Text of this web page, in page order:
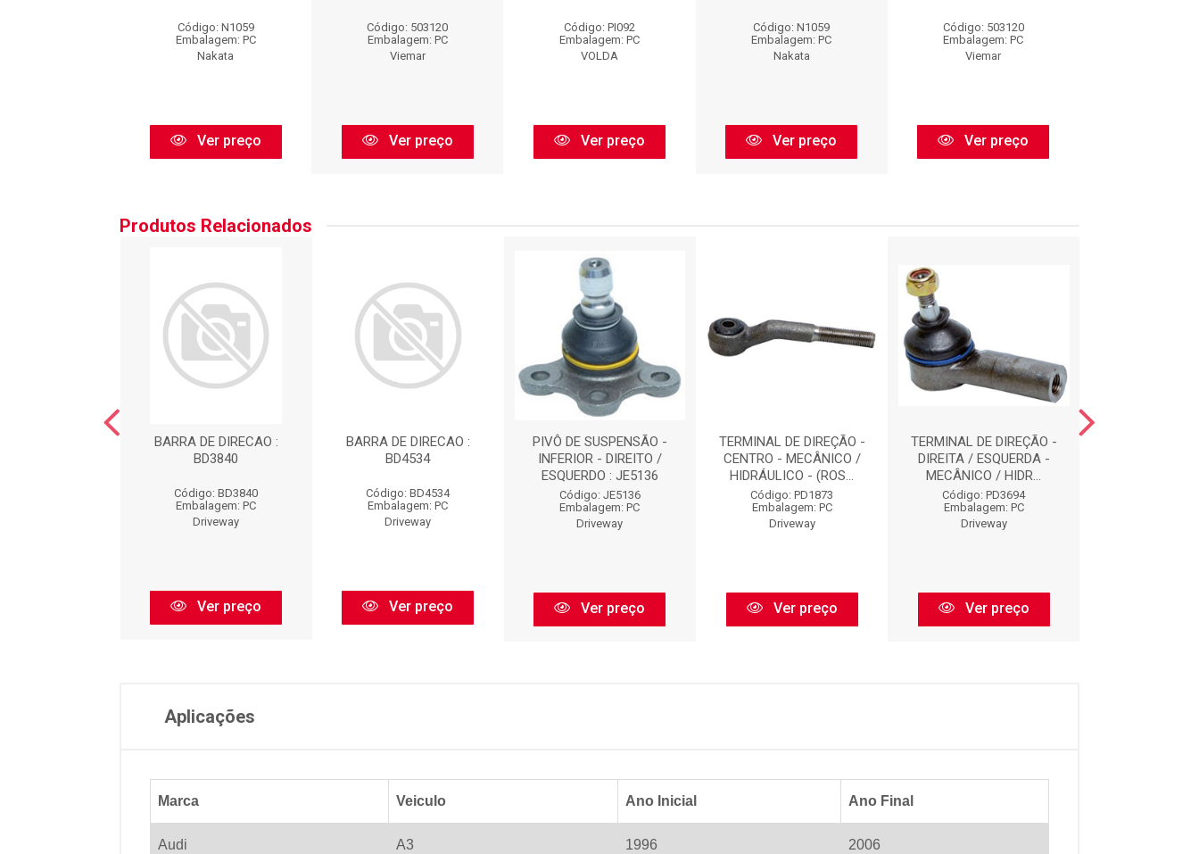
Código: N1059
Embalagem: PC
Nakata
Ver preço
Código: 503120
Embalagem: PC
Viemar
Ver preço
Código: PI092
Embalagem: PC
VOLDA
Ver preço
Código: N1059
Embalagem: PC
Nakata
Ver preço
Código: 503120
Embalagem: PC
Viemar
Ver preço
Produtos Relacionados
BARRA DE DIRECAO :
BD3840
Código: BD3840
Embalagem: PC
Driveway
Ver preço
BARRA DE DIRECAO :
BD4534
Código: BD4534
Embalagem: PC
Driveway
Ver preço
PIVÔ DE SUSPENSÃO -
INFERIOR - DIREITO /
ESQUERDO : JE5136
Código: JE5136
Embalagem: PC
Driveway
Ver preço
TERMINAL DE DIREÇÃO -
CENTRO - MECÂNICO /
HIDRÁULICO - (ROS...
Código: PD1873
Embalagem: PC
Driveway
Ver preço
TERMINAL DE DIREÇÃO -
DIREITA / ESQUERDA -
MECÂNICO / HIDR...
Código: PD3694
Embalagem: PC
Driveway
Ver preço
Aplicações
Marca Veiculo Ano Inicial Ano Final
Audi A3 1996 2006